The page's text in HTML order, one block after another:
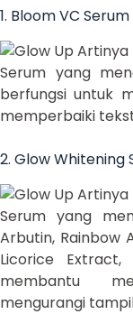
1. Bloom VC Serum
Serum yang
berfungsi untuk
memperbaiki
2. Glow Whitening
Serum yang
Arbutin, Rainbow
Licorice Extract,
membantu
mengurangi